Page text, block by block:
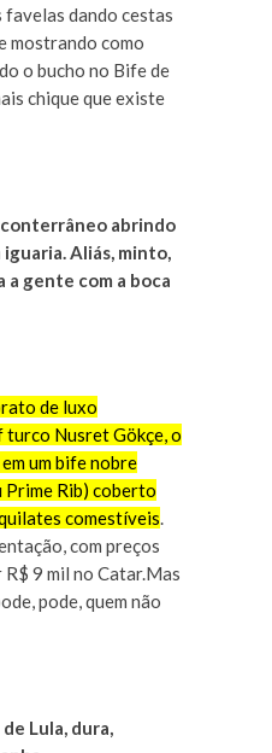
dando cestas
mostrando como
o bucho no Bife de
chique que existe
abrindo
Aliás, minto,
a gente com a boca
de luxo
Nusret Gökçe, o
um bife nobre
Prime Rib) coberto
comestíveis.
com preços
9 mil no Catar.Mas
pode, quem não
Lula, dura,